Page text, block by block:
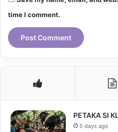
time I comment.
PETAKA SI
5 days ago